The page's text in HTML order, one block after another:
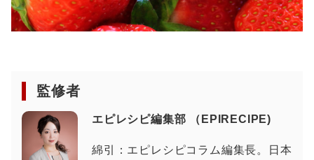
監修者
エピレシピ編集部 （EPIRECIPE)
綿引：エピレシピコラム編集長。日本